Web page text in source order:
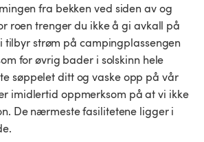
fra bekken ved siden av og
roen trenger du ikke å gi avkall på
tilbyr strøm på campingplassengen
for øvrig bader i solskinn hele
søppelet ditt og vaske opp på vår
imidlertid oppmerksom på at vi ikke
De nærmeste fasilitetene ligger i